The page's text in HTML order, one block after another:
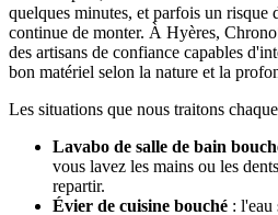
quelques minutes, et parfois un risque
continue de monter. À Hyères,
des artisans de confiance capables
bon matériel selon la nature et la
Les situations que nous traitons
Lavabo de salle de bain
vous lavez les mains ou les
repartir.
Évier de cuisine bouché : l'eau